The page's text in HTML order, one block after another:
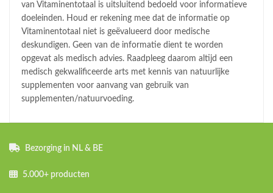
van Vitaminentotaal is uitsluitend bedoeld voor informatieve
doeleinden. Houd er rekening mee dat de informatie op
Vitaminentotaal niet is geëvalueerd door medische
deskundigen. Geen van de informatie dient te worden
opgevat als medisch advies. Raadpleeg daarom altijd een
medisch gekwalificeerde arts met kennis van natuurlijke
supplementen voor aanvang van gebruik van
supplementen/natuurvoeding.
Bezorging in NL & BE
5.000+ producten